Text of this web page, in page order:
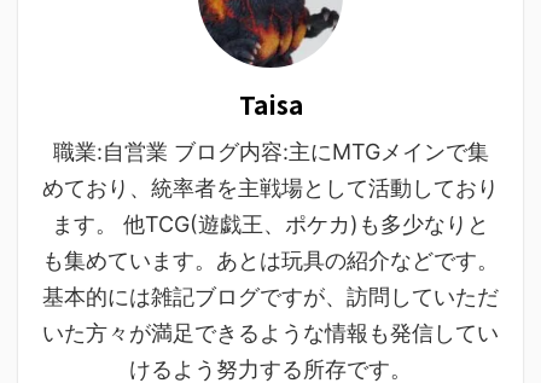
Taisa
職業:自営業 ブログ内容:主にMTGメインで集
めており、統率者を主戦場として活動しており
ます。 他TCG(遊戯王、ポケカ)も多少なりと
も集めています。あとは玩具の紹介などです。
基本的には雑記ブログですが、訪問していただ
いた方々が満足できるような情報も発信してい
けるよう努力する所存です。